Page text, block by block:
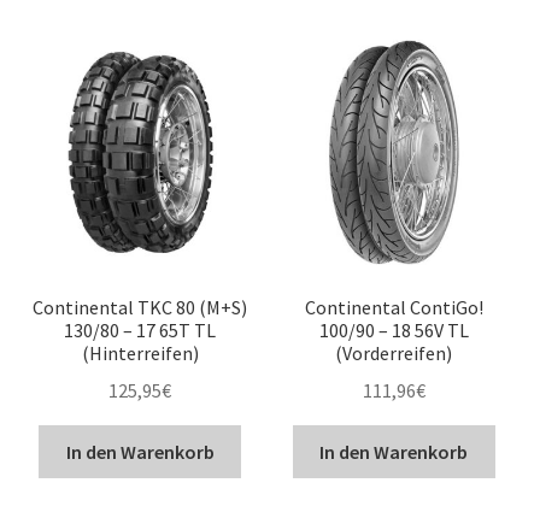
Continental TKC 80 (M+S)
130/80 – 17 65T TL
(Hinterreifen)
125,95€
In den Warenkorb
Continental ContiGo!
100/90 – 18 56V TL
(Vorderreifen)
111,96€
In den Warenkorb